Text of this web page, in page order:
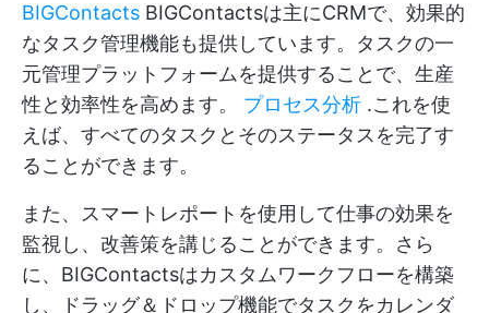
BIGContacts BIGContactsは主にCRMで、効果的
なタスク管理機能も提供しています。タスクの一
元管理プラットフォームを提供することで、生産
性と効率性を高めます。 プロセス分析 .これを使
えば、すべてのタスクとそのステータスを完了す
ることができます。
また、スマートレポートを使用して仕事の効果を
監視し、改善策を講じることができます。さら
に、BIGContactsはカスタムワークフローを構築
し、ドラッグ＆ドロップ機能でタスクをカレンダ